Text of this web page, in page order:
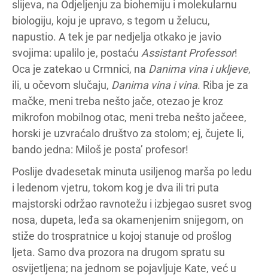
slijeva, na Odjeljenju za biohemiju i molekularnu
biologiju, koju je upravo, s tegom u želucu,
napustio. A tek je par nedjelja otkako je javio
svojima: upalilo je, postaću Assistant Professor!
Oca je zatekao u Crmnici, na Danima vina i ukljeve,
ili, u očevom slučaju, Danima vina i vina. Riba je za
mačke, meni treba nešto jače, otezao je kroz
mikrofon mobilnog otac, meni treba nešto jačeee,
horski je uzvraćalo društvo za stolom; ej, čujete li,
bando jedna: Miloš je posta’ profesor!
Poslije dvadesetak minuta usiljenog marša po ledu
i ledenom vjetru, tokom kog je dva ili tri puta
majstorski održao ravnotežu i izbjegao susret svog
nosa, dupeta, leđa sa okamenjenim snijegom, on
stiže do trospratnice u kojoj stanuje od prošlog
ljeta. Samo dva prozora na drugom spratu su
osvijetljena; na jednom se pojavljuje Kate, već u